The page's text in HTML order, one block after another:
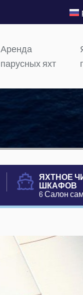
Аренда
парусных яхт
ЯХТНОЕ
ШКАФОВ
6 Салон